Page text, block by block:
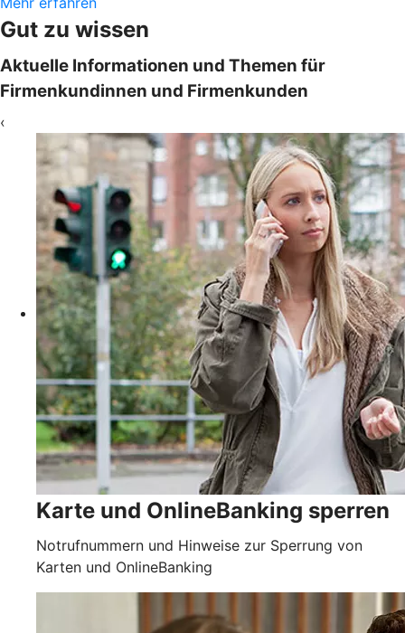
Gut zu wissen
Aktuelle Informationen und Themen für
Firmenkundinnen und Firmenkunden
‹
Karte und OnlineBanking sperren
Notrufnummern und Hinweise zur Sperrung von
Karten und OnlineBanking